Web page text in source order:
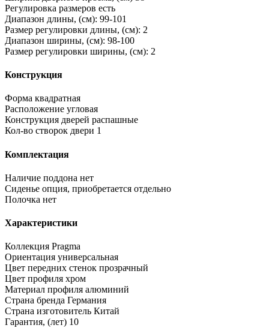
Регулировка размеров есть
Диапазон длины, (см): 99-101
Размер регулировки длины, (см): 2
Диапазон ширины, (см): 98-100
Размер регулировки ширины, (см): 2
Конструкция
Форма квадратная
Расположение угловая
Конструкция дверей распашные
Кол-во створок двери 1
Комплектация
Наличие поддона нет
Сиденье опция, приобретается отдельно
Полочка нет
Характеристики
Коллекция Pragma
Ориентация универсальная
Цвет передних стенок прозрачный
Цвет профиля хром
Материал профиля алюминий
Страна бренда Германия
Страна изготовитель Китай
Гарантия, (лет) 10